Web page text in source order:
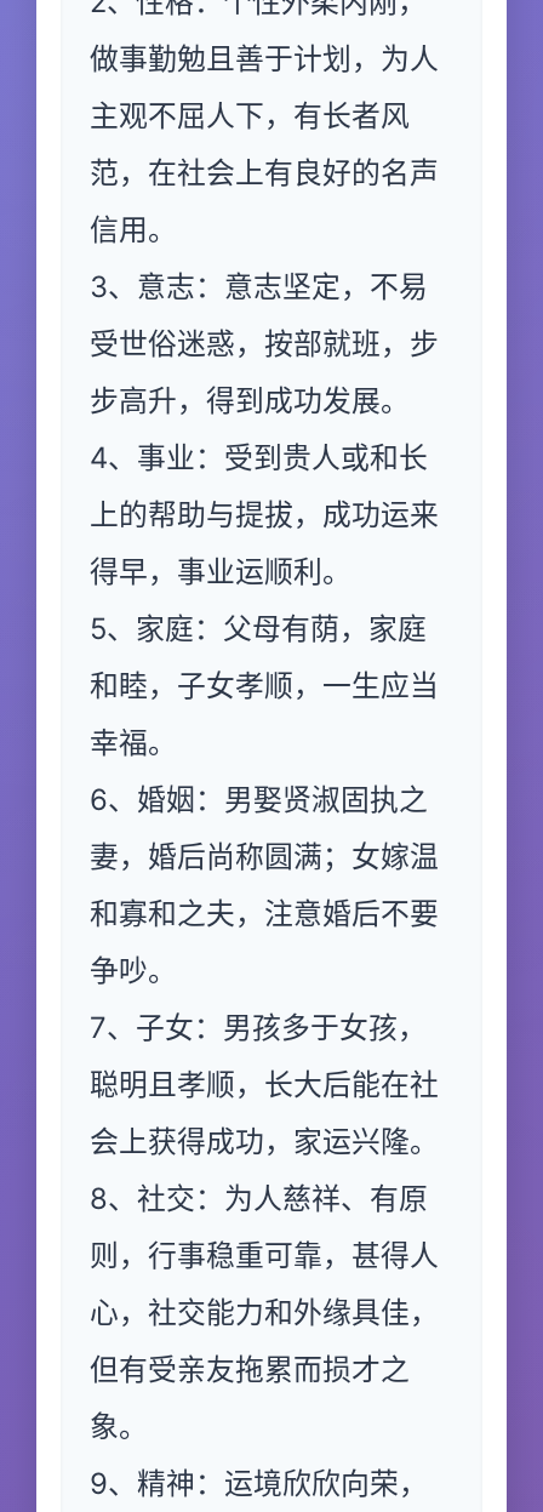
做事勤勉且善于计划，为人
主观不屈人下，有长者风
范，在社会上有良好的名声
信用。
3、意志：意志坚定，不易
受世俗迷惑，按部就班，步
步高升，得到成功发展。
4、事业：受到贵人或和长
上的帮助与提拔，成功运来
得早，事业运顺利。
5、家庭：父母有荫，家庭
和睦，子女孝顺，一生应当
幸福。
6、婚姻：男娶贤淑固执之
妻，婚后尚称圆满；女嫁温
和寡和之夫，注意婚后不要
争吵。
7、子女：男孩多于女孩，
聪明且孝顺，长大后能在社
会上获得成功，家运兴隆。
8、社交：为人慈祥、有原
则，行事稳重可靠，甚得人
心，社交能力和外缘具佳，
但有受亲友拖累而损才之
象。
9、精神：运境欣欣向荣，